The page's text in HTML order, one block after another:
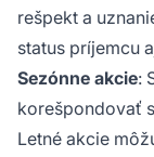
rešpekt a
status príjemcu
Sezónne akcie:
korešpondovať
Letné akcie